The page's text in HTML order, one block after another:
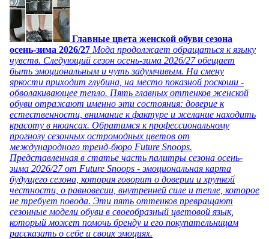
Главные цвета женской обуви сезона
осень-зима 2026/27 Мода продолжает обращаться к языку
чувств. Следующий сезон осень-зима 2026/27 обещает
быть эмоциональным и чуть задумчивым. На смену
яркости приходит глубина, на место показной роскоши -
обволакивающее тепло. Пять главных оттенков женской
обуви отражают именно эти состояния: доверие к
естественности, внимание к фактуре и желание находить
красоту в нюансах. Обратимся к профессиональному
прогнозу сезонных остромодных цветов от
международного тренд-бюро Future Snoops.
Представленная в статье часть палитры сезона осень-
зима 2026/27 от Future Snoops - эмоциональная карта
будущего сезона, которая говорит о доверии и хрупкой
честности, о равновесии, внутренней силе и тепле, которое
не требует повода. Эти пять оттенков превращают
сезонные модели обуви в своеобразный цветовой язык,
который может помочь бренду и его покупательницам
рассказать о себе и своих эмоциях.